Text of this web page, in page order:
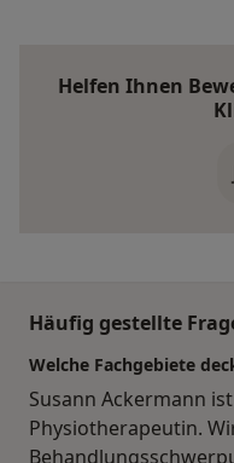
Helfen Ihnen
Häufig gestellte
Welche Fachgebiete
Susann Ackermann
Physiotherapeutin.